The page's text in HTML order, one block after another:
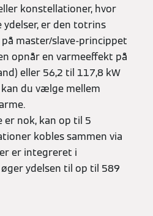
konstellationer, hvor
er den totrins
master/slave-princippet
opnår en varmeeffekt på
eller 56,2 til 117,8 kW
kan du vælge mellem
er nok, kan op til 5
kobles sammen via
er integreret i
ydelsen til op til 589